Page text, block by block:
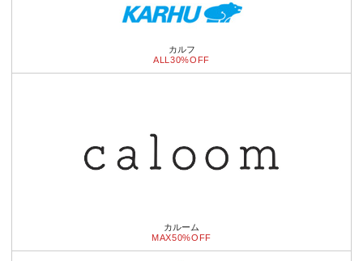
カルフ
ALL30%OFF
カルーム
MAX50%OFF